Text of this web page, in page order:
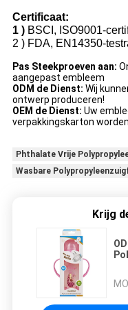
Certificaat:
1 ) BSCI, ISO9001-
2 ) FDA, EN14350-
Pas Steekproeven aan:
aangepast embleem
ODM de Dienst: Wij
ontwerp produceren!
OEM de Dienst: Uw
verpakkingskarton
Phthalate Vrije
Wasbare
Krijg